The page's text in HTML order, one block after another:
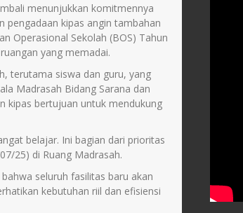
menunjukkan komitmennya
pengadaan kipas angin tambahan
Operasional Sekolah (BOS) Tahun
yang memadai.
terutama siswa dan guru, yang
Madrasah Bidang Sarana dan
kipas bertujuan untuk mendukung
belajar. Ini bagian dari prioritas
25) di Ruang Madrasah.
seluruh fasilitas baru akan
kebutuhan riil dan efisiensi